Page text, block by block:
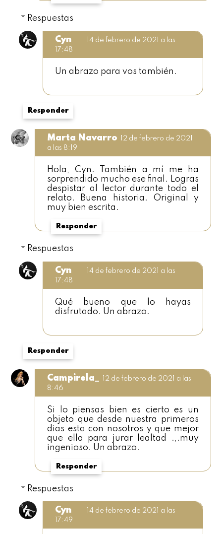
Respuestas
Cyn
14 de febrero de 2021 a las
17:48
Un abrazo para vos también.
Responder
Marta Navarro
12 de febrero de 2021
a las 8:19
Hola, Cyn. También a mí me ha
sorprendido mucho ese final. Logras
despistar al lector durante todo el
relato. Buena historia. Original y
muy bien escrita.
Responder
Respuestas
Cyn
14 de febrero de 2021 a las
17:48
Qué bueno que lo hayas
disfrutado. Un abrazo.
Responder
Campirela_
12 de febrero de 2021 a las
8:46
Si lo piensas bien es cierto es un
objeto que desde nuestra primeros
dias esta con nosotros y que mejor
que ella para jurar lealtad .,.muy
ingenioso. Un abrazo.
Responder
Respuestas
Cyn
14 de febrero de 2021 a las
17:49